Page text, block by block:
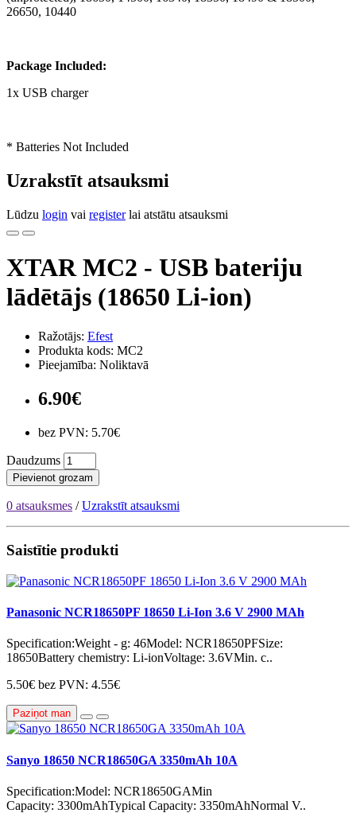
26650, 10440
Package Included:
1x USB charger
* Batteries Not Included
Uzrakstīt atsauksmi
Lūdzu login vai registerlai atstātu atsauksmi
XTAR MC2 - USB bateriju
lādētājs (18650 Li-ion)
Ražotājs: Efest
Produkta kods: MC2
Pieejamība: Noliktavā
6.90€
bez PVN: 5.70€
Daudzums
Pievienot grozam
0 atsauksmes /Uzrakstīt atsauksmi
Saistītie produkti
Panasonic NCR18650PF 18650 Li-Ion 3.6 V 2900 MAh
Specification:Weight - g: 46Model: NCR18650PFSize:
18650Battery chemistry: Li-ionVoltage: 3.6VMin. c..
5.50€ bez PVN: 4.55€
Paziņot man
Sanyo 18650 NCR18650GA 3350mAh 10A
Specification:Model: NCR18650GAMin
Capacity: 3300mAhTypical Capacity: 3350mAhNormal V..